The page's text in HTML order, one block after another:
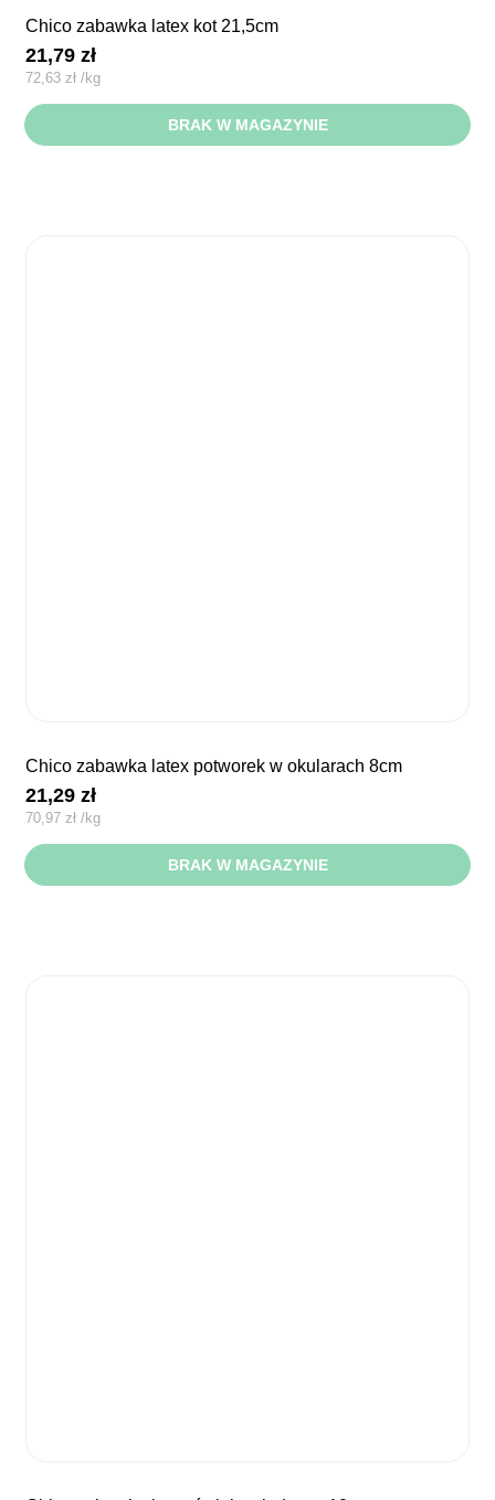
chico zabawka latex kot 21,5cm
21,79zł
72,63 zł /kg
BRAK W MAGAZYNIE
chico zabawka latex potworek w okularach 8cm
21,29zł
70,97 zł /kg
BRAK W MAGAZYNIE